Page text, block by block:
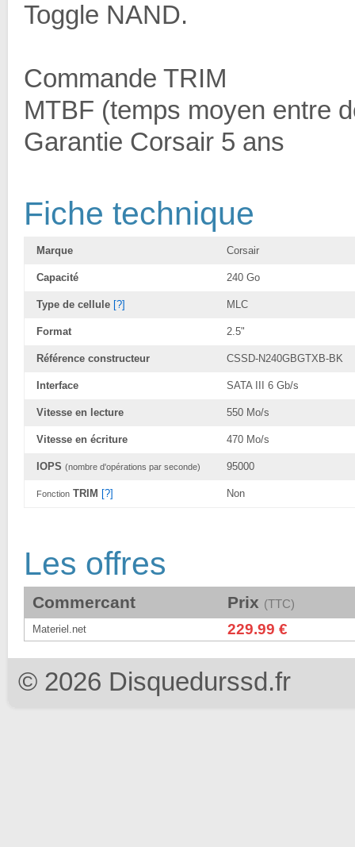
Toggle NAND.
Commande TRIM
MTBF (temps moyen entre
Garantie Corsair 5 ans
Fiche technique
Marque Corsair
Capacité 240 Go
Type de cellule [?] MLC
Format 2.5"
Référence constructeur CSSD-N240GBGTXB-BK
Interface SATA III 6 Gb/s
Vitesse en lecture 550 Mo/s
Vitesse en écriture 470 Mo/s
IOPS (nombre d'opérations par seconde) 95000
Fonction TRIM [?] Non
Les offres
Commercant Prix (TTC)
Materiel.net 229.99 €
© 2026 Disquedurssd.fr